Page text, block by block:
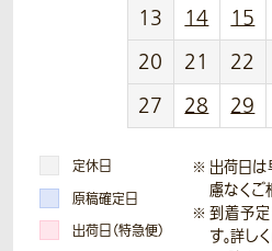
13 14 15
20
21 22
27
28 29
定休日
原稿確定日
出荷日（特急便）
出荷日は
慮なくご
到着予
す。詳し